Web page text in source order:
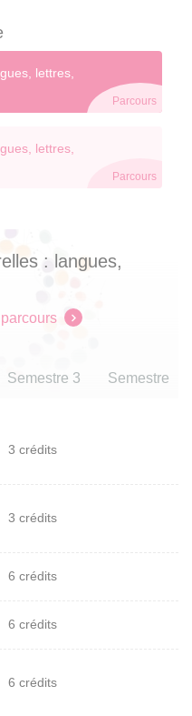
lettres,
Parcours
lettres,
Parcours
: langues,
Semestre 3 Semestre 4
3 crédits
3 crédits
6 crédits
6 crédits
6 crédits